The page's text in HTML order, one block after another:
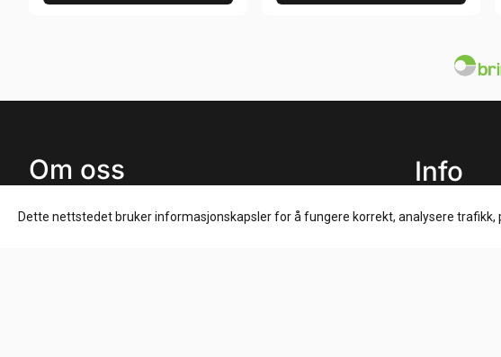
Om oss Info
Frakt og retur
Dette nettstedet bruker informasjonskapsler for å fungere korrekt, analysere trafikk,